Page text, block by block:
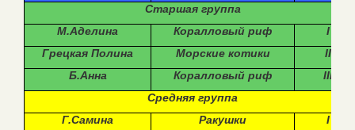
Старшая группа
М.Аделина
Коралловый риф
I
Грецкая Полина
Морские котики
II
Б.Анна
Коралловый риф
III
Средняя группа
Г.Самина
Ракушки
I